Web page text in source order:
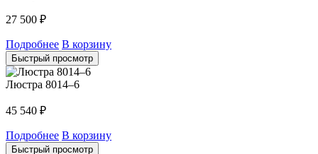
27 500 ₽
Подробнее В корзину
Быстрый просмотр
Люстра 8014–6
45 540 ₽
Подробнее В корзину
Быстрый просмотр